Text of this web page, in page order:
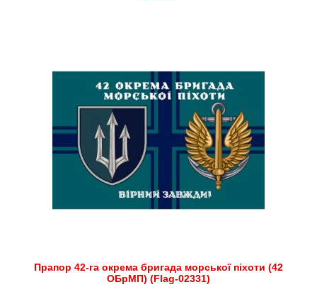
Прапор 42-га окрема бригада морської піхоти (42
ОБрМП) (Flag-02331)